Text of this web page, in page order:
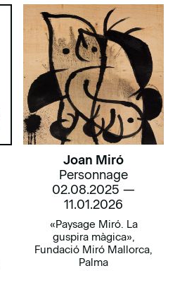
Joan Miró
Personnage
02.08.2025 —
11.01.2026
«Paysage Miró. La
guspira màgica»,
Fundació Miró Mallorca,
Palma